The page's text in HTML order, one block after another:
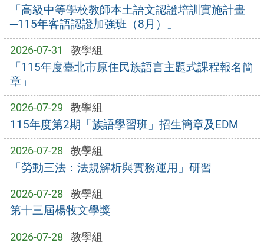
「高級中等學校教師本土語文認證培訓實施計畫
─115年客語認證加強班（8月）」
2026-07-31 教學組
「115年度臺北市原住民族語言主題式課程報名簡
章」
2026-07-29 教學組
115年度第2期「族語學習班」招生簡章及EDM
2026-07-28 教學組
「勞動三法：法規解析與實務運用」研習
2026-07-28 教學組
第十三屆楊牧文學獎
2026-07-28 教學組